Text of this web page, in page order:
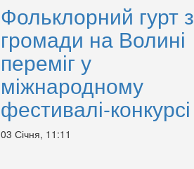
Фольклорний гурт з
громади на Волині
переміг у
міжнародному
фестивалі-конкурсі
03 Січня, 11:11